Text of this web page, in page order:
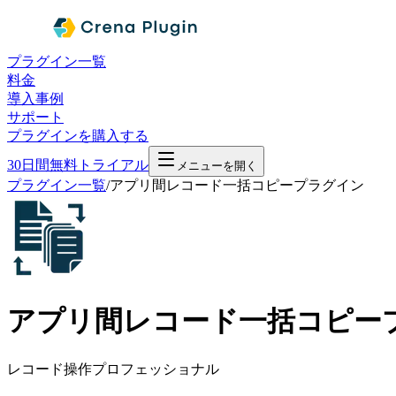
プラグイン一覧
料金
導入事例
サポート
プラグインを購入する
30日間無料トライアル
メニューを開く
プラグイン一覧/アプリ間レコード一括コピープラグイン
アプリ間レコード一括コピー
レコード操作プロフェッショナル